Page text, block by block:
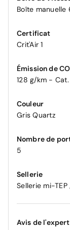
Boîte
Certificat
Crit'Air 1
Émission de
128 g/km -
Couleur
Gris Quartz
Nombre de
5
Sellerie
Sellerie mi-
Avis de